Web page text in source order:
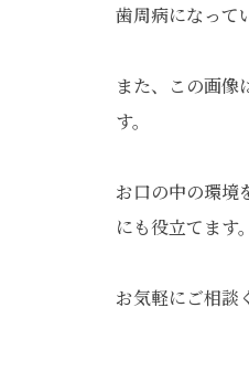
歯周病になって
また、この画像
す。
お口の中の環境
にも役立てます。
お気軽にご相談